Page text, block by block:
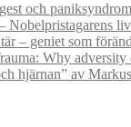
och
Nobelpristagarens
– geniet som
Why adversity
hjärnan” av